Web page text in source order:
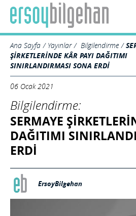
Ana Sayfa Yayınlar Bilgilendirme
ŞİRKETLERİNDE KÂR PAYI DAĞITIMI
SINIRLANDIRMASI SONA ERDİ
06 Ocak 2021
Bilgilendirme:
SERMAYE
DAĞITIMI
ERDİ
ErsoyBilgehan
ARA